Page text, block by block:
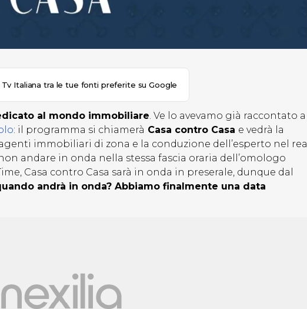
Italiana tra le tue fonti preferite su Google
al mondo immobiliare. Ve lo avevamo già raccontato a
: il programma si chiamerà Casa contro Casa e vedrà la
immobiliari di zona e la conduzione dell’esperto nel real
andare in onda nella stessa fascia oraria dell’omologo
Casa contro Casa sarà in onda in preserale, dunque dal
andrà in onda? Abbiamo finalmente una data